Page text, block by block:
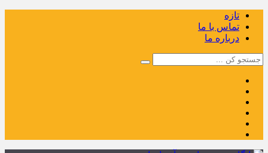
تازه
تماس با ما
درباره ما